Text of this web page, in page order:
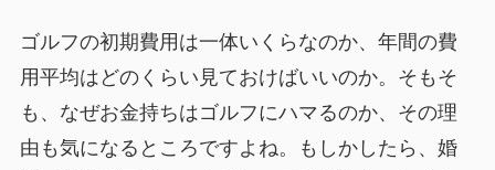
ゴルフの初期費用は一体いくらなのか、年間の費
用平均はどのくらい見ておけばいいのか。そもそ
も、なぜお金持ちはゴルフにハマるのか、その理
由も気になるところですよね。もしかしたら、婚